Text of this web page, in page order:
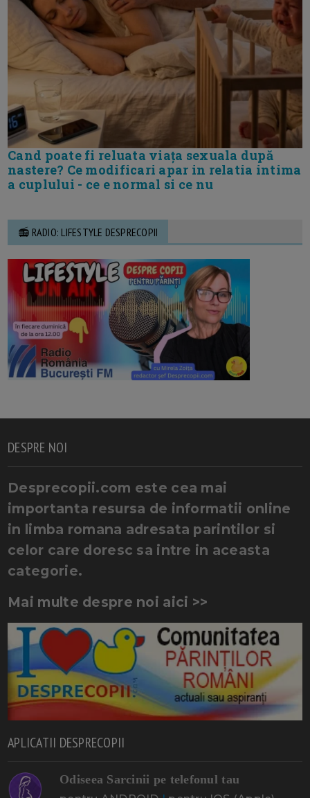
Cand poate fi reluata viața sexuala după
nastere? Ce modificari apar in relatia intima
a cuplului - ce e normal si ce nu
📻 RADIO: LIFESTYLE DESPRECOPII
DESPRE NOI
Desprecopii.com este cea mai
importanta resursa de informatii online
in limba romana adresata parintilor si
celor care doresc sa intre in aceasta
categorie.
Mai multe despre noi aici >>
APLICATII DESPRECOPII
Odiseea Sarcinii pe telefonul tau